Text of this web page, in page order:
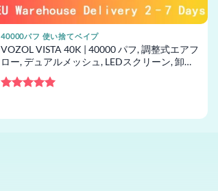
40000パフ 使い捨てベイプ
VOZOL VISTA 40K | 40000 パフ, 調整式エアフ
ロー, デュアルメッシュ, LEDスクリーン, 卸売
向け使い捨てベイプ